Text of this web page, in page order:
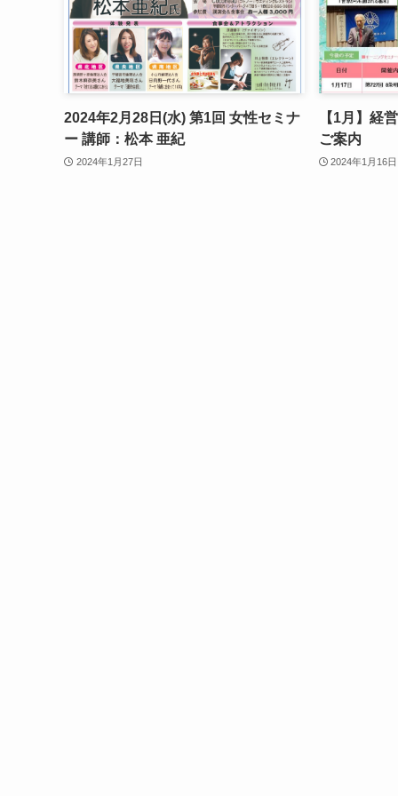
2024年2月28日(水) 第1回 女性セミナ
ー 講師：松本 亜紀
2024年1月27日
【1月】経
ご案内
2024年1月16日